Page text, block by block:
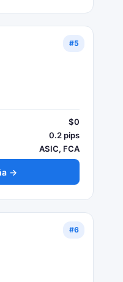
#5
$0
0.2 pips
ASIC, FCA
→
#6